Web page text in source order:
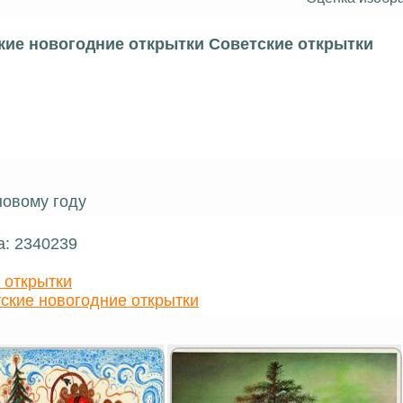
новогодние открытки Советские открытки
году
2340239
новогодние открытки